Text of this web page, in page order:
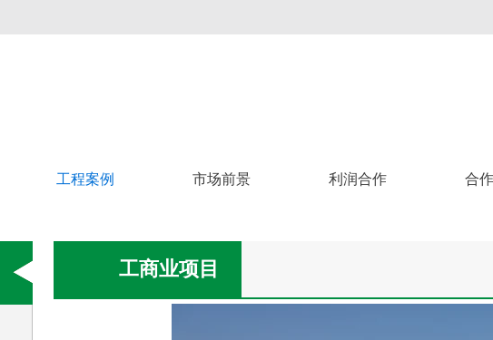
工程案例 市场前景 利润合作 合
工商业项目